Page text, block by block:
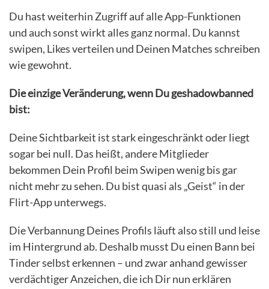
Du hast weiterhin Zugriff auf alle App-Funktionen
und auch sonst wirkt alles ganz normal. Du kannst
swipen, Likes verteilen und Deinen Matches schreiben
wie gewohnt.
Die einzige Veränderung, wenn Du geshadowbanned
bist:
Deine Sichtbarkeit ist stark eingeschränkt oder liegt
sogar bei null. Das heißt, andere Mitglieder
bekommen Dein Profil beim Swipen wenig bis gar
nicht mehr zu sehen. Du bist quasi als „Geist“ in der
Flirt-App unterwegs.
Die Verbannung Deines Profils läuft also still und leise
im Hintergrund ab. Deshalb musst Du einen Bann bei
Tinder selbst erkennen – und zwar anhand gewisser
verdächtiger Anzeichen, die ich Dir nun erklären